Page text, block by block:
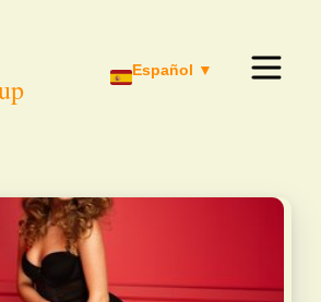
Español ▼